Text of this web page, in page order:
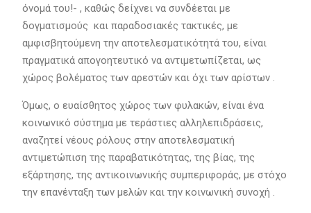
όνομά του!- , καθώς δείχνει να συνδέεται με
δογματισμούς και παραδοσιακές τακτικές, με
αμφισβητούμενη την αποτελεσματικότητά του, είναι
πραγματικά απογοητευτικό να αντιμετωπίζεται, ως
χώρος βολέματος των αρεστών και όχι των αρίστων .
Όμως, ο ευαίσθητος χώρος των φυλακών, είναι ένα
κοινωνικό σύστημα με τεράστιες αλληλεπιδράσεις,
αναζητεί νέους ρόλους στην αποτελεσματική
αντιμετώπιση της παραβατικότητας, της βίας, της
εξάρτησης, της αντικοινωνικής συμπεριφοράς, με στόχο
την επανένταξη των μελών και την κοινωνική συνοχή .